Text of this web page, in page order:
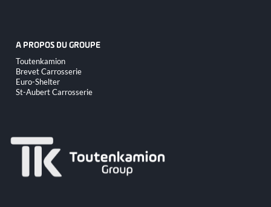
A PROPOS DU GROUPE
Aller
au
contenu
Toutenkamion
Brevet Carrosserie
Euro-Shelter
St-Aubert Carrosserie